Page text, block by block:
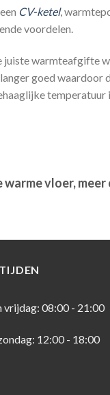
CV-ketel,
voordelen.
warmteafgifte
goed waardoor
temperatuur
vloer,
vrijdag: 08:00 - 21:00
12:00 - 18:00